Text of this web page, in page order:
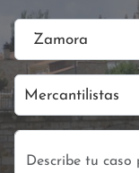
Zamora
Mercantilistas